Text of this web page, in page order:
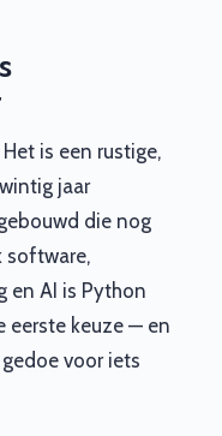
is een rustige,
jaar
die nog
software,
en AI is Python
eerste keuze — en
voor iets